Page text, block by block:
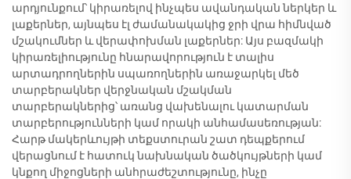
արդյունքում՝ կիրառելով ինչպես ավանդական ներկեր և
լաքերներ, այնպես էլ ժամանակակից ջրի վրա հիմնված
մշակումներ և վերափոխման լաքերներ: Այս բազմակի
կիրառելիությունը հնարավորություն է տալիս
արտադրողներին սպառողներին առաջարկել մեծ
տարբերակներ վերջնական մշակման
տարբերակներից՝ առանց վախենալու կատարման
տարբերությունների կամ որակի անհամասեռության:
Հարթ մակերևույթի տեքստուրան շատ դեպքերում
վերացնում է հատուկ նախնական ծածկույթների կամ
կնքող միջոցների անհրաժեշտությունը, ինչը